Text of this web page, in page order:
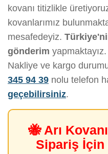
kovanı titizlikle
kovanlarımız
mesafedeyiz.
gönderim
Nakliye ve kargo
345 94 39 nolu telefon
geçebilirsiniz.
🐝 Arı
Sipariş İçin